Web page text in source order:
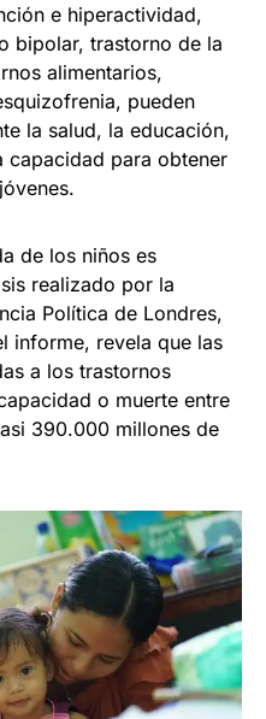
e hiperactividad,
bipolar, trastorno de la
alimentarios,
pueden
la salud, la educación,
capacidad para obtener
de los niños es
realizado por la
Política de Londres,
informe, revela que las
a los trastornos
o muerte entre
390.000 millones de